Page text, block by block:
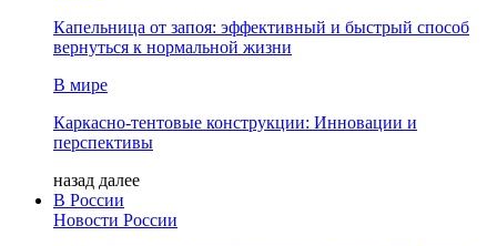
Капельница от запоя: эффективный и быстрый способ
вернуться к нормальной жизни
В мире
Каркасно-тентовые конструкции: Инновации и
перспективы
назад далее
В России
Новости России